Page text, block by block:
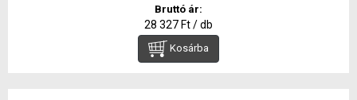
Bruttó ár:
28 327 Ft / db
Kosárba